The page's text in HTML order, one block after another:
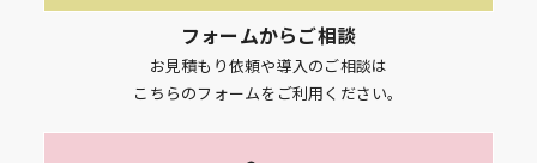
フォームからご相談
お見積もり依頼や導入のご相談は
こちらのフォームをご利用ください。